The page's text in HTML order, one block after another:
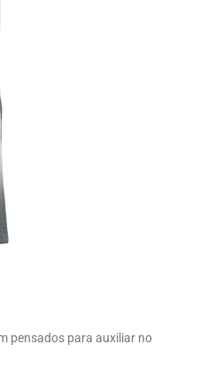
pensados para auxiliar no